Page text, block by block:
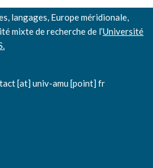
langages, Europe méridionale,
mixte de recherche de l’Université
[at] univ-amu [point] fr